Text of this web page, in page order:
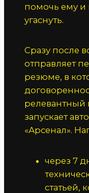
помочь ему и
угаснуть.
Сразу после
отправляет
резюме, в
релевантный
запускает
«Арсенал».
через 7
статьей,